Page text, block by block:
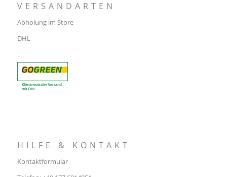
VERSANDARTEN
Abholung im Store
DHL
HILFE & KONTAKT
Kontaktformular